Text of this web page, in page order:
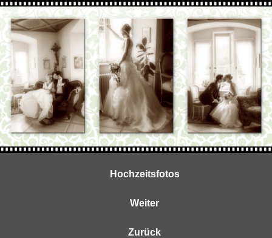
Hochzeitsfotos
Weiter
Zurück